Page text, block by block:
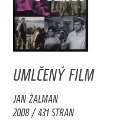
UMLČENÝ FILM
JAN ŽALMAN
2008 / 431 STRAN